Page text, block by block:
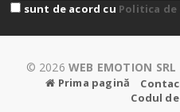
sunt de acord cu Politica
© 2026 WEB EMOTION SRL
Prima pagină
Codul